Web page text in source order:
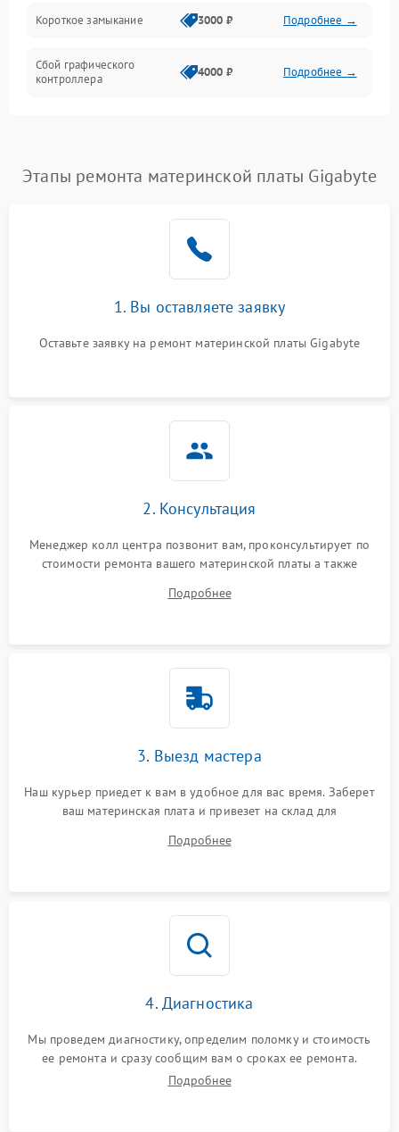
Короткое замыкание 3000 ₽ Подробнее →
Сбой графического
контроллера
4000 ₽ Подробнее →
Этапы ремонта материнской платы Gigabyte
1. Вы оставляете заявку
Оставьте заявку на ремонт материнской платы Gigabyte
2. Консультация
Менеджер колл центра позвонит вам, проконсультирует по
стоимости ремонта вашего материнской платы а также
Подробнее
3. Выезд мастера
Наш курьер приедет к вам в удобное для вас время. Заберет
ваш материнская плата и привезет на склад для
Подробнее
4. Диагностика
Мы проведем диагностику, определим поломку и стоимость
ее ремонта и сразу сообщим вам о сроках ее ремонта.
Подробнее